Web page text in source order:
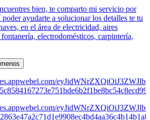
bien, te comparto mi servicio por
poder ayudarte a solucionar los detalles te tu
en el área de electricidad, aires
electrodomésticos, carpintería,